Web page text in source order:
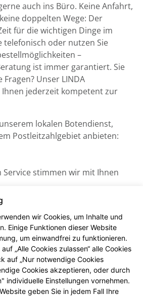
auch ins Büro. Keine Anfahrt,
doppelten Wege: Der
für die wichtigen Dinge im
telefonisch oder nutzen Sie
–
ist immer garantiert. Sie
Unser LINDA
jederzeit kompetent zur
lokalen Botendienst,
Postleitzahlgebiet anbieten:
Service stimmen wir mit Ihnen
wir Cookies, um Inhalte und
Einige Funktionen dieser Website
um einwandfrei zu funktionieren.
„Alle Cookies zulassen“ alle Cookies
auf „Nur notwendige Cookies
Cookies akzeptieren, oder durch
individuelle Einstellungen vornehmen.
geben Sie in jedem Fall Ihre